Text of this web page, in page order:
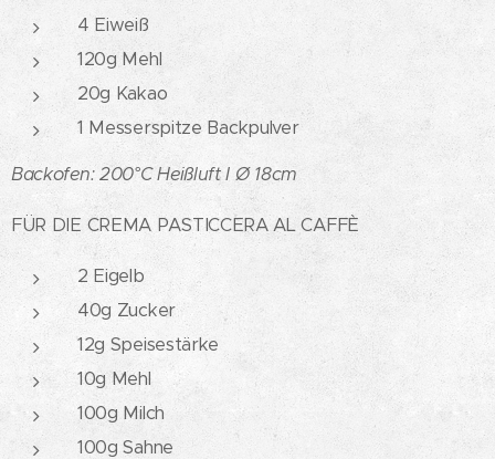
4 Eiweiß
120g Mehl
20g Kakao
1 Messerspitze Backpulver
Backofen: 200°C Heißluft I Ø 18cm
FÜR DIE CREMA PASTICCERA AL CAFFÈ
2 Eigelb
40g Zucker
12g Speisestärke
10g Mehl
100g Milch
100g Sahne